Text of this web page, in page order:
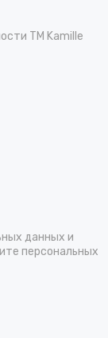
TM Kamille
данных и
персональных